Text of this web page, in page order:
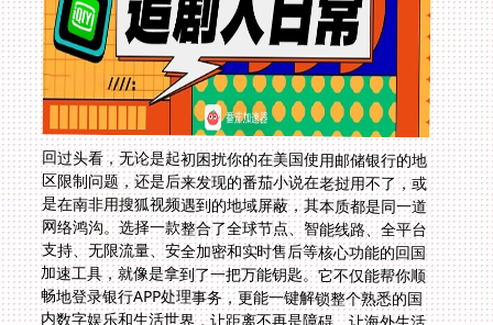
回过头看，无论是起初困扰你的在美国使用邮储银行的地
区限制问题，还是后来发现的番茄小说在老挝用不了，或
是在南非用搜狐视频遇到的地域屏蔽，其本质都是同一道
网络鸿沟。选择一款整合了全球节点、智能线路、全平台
支持、无限流量、安全加密和实时售后等核心功能的回国
加速工具，就像是拿到了一把万能钥匙。它不仅能帮你顺
畅地登录银行APP处理事务，更能一键解锁整个熟悉的国
内数字娱乐和生活世界，让距离不再是障碍，让海外生活